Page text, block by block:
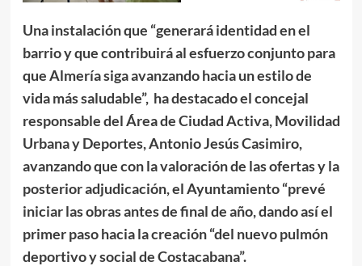
Una instalación que “generará identidad en el
barrio y que contribuirá al esfuerzo conjunto para
que Almería siga avanzando hacia un estilo de
vida más saludable”, ha destacado el concejal
responsable del Área de Ciudad Activa, Movilidad
Urbana y Deportes, Antonio Jesús Casimiro,
avanzando que con la valoración de las ofertas y la
posterior adjudicación, el Ayuntamiento “prevé
iniciar las obras antes de final de año, dando así el
primer paso hacia la creación “del nuevo pulmón
deportivo y social de Costacabana”.